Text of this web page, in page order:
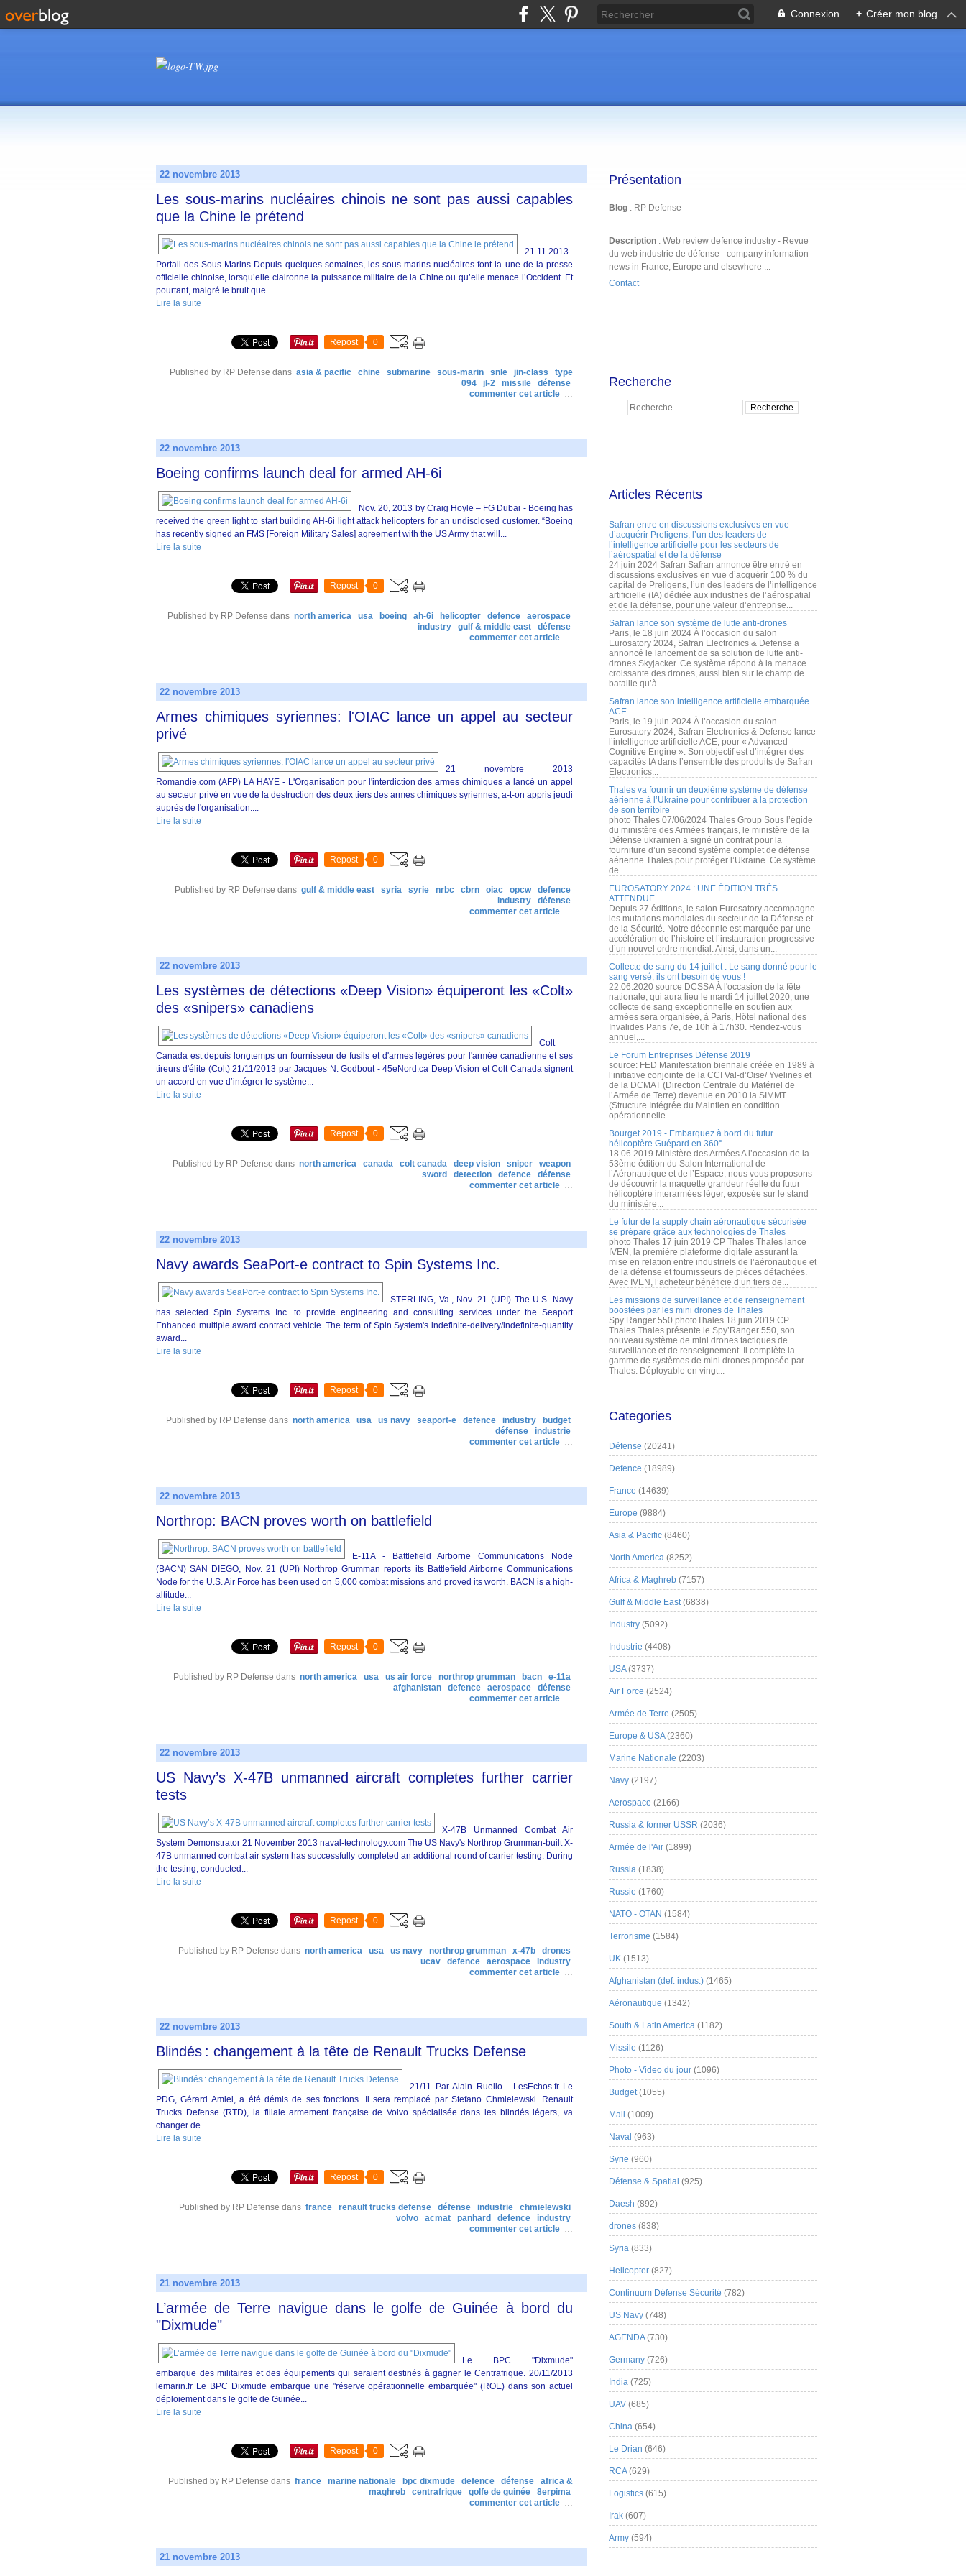
Connexion + Créer mon blog
22 novembre 2013
Les sous-marins nucléaires chinois ne sont pas aussi capables
que la Chine le prétend
21.11.2013
Portail des Sous-Marins Depuis quelques semaines, les sous-marins nucléaires font la une de la presse
officielle chinoise, lorsqu’elle claironne la puissance militaire de la Chine ou qu’elle menace l’Occident. Et
pourtant, malgré le bruit que...
Lire la suite
Repost 0
Published by RP Defense dans asia & pacific chine submarine sous-marin snle jin-class
type
094
jl-2 missile
défense
commenter cet article …
22 novembre 2013
Boeing confirms launch deal for armed AH-6i
Nov. 20, 2013 by Craig Hoyle – FG Dubai - Boeing has
received the green light to start building AH-6i light attack helicopters for an undisclosed customer. “Boeing
has recently signed an FMS [Foreign Military Sales] agreement with the US Army that will...
Lire la suite
Repost 0
Published by RP Defense dans north america usa boeing ah-6i helicopter defence
aerospace
industry
gulf & middle east
défense
commenter cet article …
22 novembre 2013
Armes chimiques syriennes: l'OIAC lance un appel au secteur
privé
21 novembre 2013
Romandie.com (AFP) LA HAYE - L'Organisation pour l'interdiction des armes chimiques a lancé un appel
au secteur privé en vue de la destruction des deux tiers des armes chimiques syriennes, a-t-on appris jeudi
auprès de l'organisation....
Lire la suite
Repost 0
Published by RP Defense dans gulf & middle east syria syrie nrbc cbrn oiac opcw
defence
industry
défense
commenter cet article …
22 novembre 2013
Les systèmes de détections «Deep Vision» équiperont les «Colt»
des «snipers» canadiens
Colt
Canada est depuis longtemps un fournisseur de fusils et d'armes légères pour l'armée canadienne et ses
tireurs d'élite (Colt) 21/11/2013 par Jacques N. Godbout - 45eNord.ca Deep Vision et Colt Canada signent
un accord en vue d’intégrer le système...
Lire la suite
Repost 0
Published by RP Defense dans north america canada colt canada deep vision sniper
weapon
sword
detection defence
défense
commenter cet article …
22 novembre 2013
Navy awards SeaPort-e contract to Spin Systems Inc.
STERLING, Va., Nov. 21 (UPI) The U.S. Navy
has selected Spin Systems Inc. to provide engineering and consulting services under the Seaport
Enhanced multiple award contract vehicle. The term of Spin System's indefinite-delivery/indefinite-quantity
award...
Lire la suite
Repost 0
Published by RP Defense dans north america usa us navy seaport-e defence industry
budget
défense
industrie
commenter cet article …
22 novembre 2013
Northrop: BACN proves worth on battlefield
E-11A - Battlefield Airborne Communications Node
(BACN) SAN DIEGO, Nov. 21 (UPI) Northrop Grumman reports its Battlefield Airborne Communications
Node for the U.S. Air Force has been used on 5,000 combat missions and proved its worth. BACN is a high-
altitude...
Lire la suite
Repost 0
Published by RP Defense dans north america usa us air force northrop grumman bacn
e-11a
afghanistan
defence aerospace
défense
commenter cet article …
22 novembre 2013
US Navy’s X-47B unmanned aircraft completes further carrier
tests
X-47B Unmanned Combat Air
System Demonstrator 21 November 2013 naval-technology.com The US Navy's Northrop Grumman-built X-
47B unmanned combat air system has successfully completed an additional round of carrier testing. During
the testing, conducted...
Lire la suite
Repost 0
Published by RP Defense dans north america usa us navy northrop grumman x-47b
drones
ucav
defence aerospace
industry
commenter cet article …
22 novembre 2013
Blindés : changement à la tête de Renault Trucks Defense
21/11 Par Alain Ruello - LesEchos.fr Le
PDG, Gérard Amiel, a été démis de ses fonctions. Il sera remplacé par Stefano Chmielewski. Renault
Trucks Defense (RTD), la filiale armement française de Volvo spécialisée dans les blindés légers, va
changer de...
Lire la suite
Repost 0
Published by RP Defense dans france renault trucks defense défense industrie
chmielewski
volvo
acmat panhard defence
industry
commenter cet article …
21 novembre 2013
L’armée de Terre navigue dans le golfe de Guinée à bord du
"Dixmude"
Le BPC "Dixmude"
embarque des militaires et des équipements qui seraient destinés à gagner le Centrafrique. 20/11/2013
lemarin.fr Le BPC Dixmude embarque une "réserve opérationnelle embarquée" (ROE) dans son actuel
déploiement dans le golfe de Guinée...
Lire la suite
Repost 0
Published by RP Defense dans france marine nationale bpc dixmude defence défense
africa &
maghreb
centrafrique golfe de guinée
8erpima
commenter cet article …
21 novembre 2013
Présentation
Blog : RP Defense
Description : Web review defence industry - Revue
du web industrie de défense - company information -
news in France, Europe and elsewhere ...
Contact
Recherche
Articles Récents
Safran entre en discussions exclusives en vue
d’acquérir Preligens, l’un des leaders de
l’intelligence artificielle pour les secteurs de
l’aérospatial et de la défense
24 juin 2024 Safran Safran annonce être entré en
discussions exclusives en vue d’acquérir 100 % du
capital de Preligens, l’un des leaders de l’intelligence
artificielle (IA) dédiée aux industries de l’aérospatial
et de la défense, pour une valeur d’entreprise...
Safran lance son système de lutte anti-drones
Paris, le 18 juin 2024 À l’occasion du salon
Eurosatory 2024, Safran Electronics & Defense a
annoncé le lancement de sa solution de lutte anti-
drones Skyjacker. Ce système répond à la menace
croissante des drones, aussi bien sur le champ de
bataille qu’à...
Safran lance son intelligence artificielle embarquée
ACE
Paris, le 19 juin 2024 À l’occasion du salon
Eurosatory 2024, Safran Electronics & Defense lance
l’intelligence artificielle ACE, pour « Advanced
Cognitive Engine ». Son objectif est d’intégrer des
capacités IA dans l’ensemble des produits de Safran
Electronics...
Thales va fournir un deuxième système de défense
aérienne à l’Ukraine pour contribuer à la protection
de son territoire
photo Thales 07/06/2024 Thales Group Sous l’égide
du ministère des Armées français, le ministère de la
Défense ukrainien a signé un contrat pour la
fourniture d’un second système complet de défense
aérienne Thales pour protéger l’Ukraine. Ce système
de...
EUROSATORY 2024 : UNE ÉDITION TRÈS
ATTENDUE
Depuis 27 éditions, le salon Eurosatory accompagne
les mutations mondiales du secteur de la Défense et
de la Sécurité. Notre décennie est marquée par une
accélération de l’histoire et l’instauration progressive
d’un nouvel ordre mondial. Ainsi, dans un...
Collecte de sang du 14 juillet : Le sang donné pour le
sang versé, ils ont besoin de vous !
22.06.2020 source DCSSA À l'occasion de la fête
nationale, qui aura lieu le mardi 14 juillet 2020, une
collecte de sang exceptionnelle en soutien aux
armées sera organisée, à Paris, Hôtel national des
Invalides Paris 7e, de 10h à 17h30. Rendez-vous
annuel,...
Le Forum Entreprises Défense 2019
source: FED Manifestation biennale créée en 1989 à
l’initiative conjointe de la CCI Val-d’Oise/ Yvelines et
de la DCMAT (Direction Centrale du Matériel de
l’Armée de Terre) devenue en 2010 la SIMMT
(Structure Intégrée du Maintien en condition
opérationnelle...
Bourget 2019 - Embarquez à bord du futur
hélicoptère Guépard en 360°
18.06.2019 Ministère des Armées A l’occasion de la
53ème édition du Salon International de
l’Aéronautique et de l’Espace, nous vous proposons
de découvrir la maquette grandeur réelle du futur
hélicoptère interarmées léger, exposée sur le stand
du ministère...
Le futur de la supply chain aéronautique sécurisée
se prépare grâce aux technologies de Thales
photo Thales 17 juin 2019 CP Thales Thales lance
IVEN, la première plateforme digitale assurant la
mise en relation entre industriels de l’aéronautique et
de la défense et fournisseurs de pièces détachées.
Avec IVEN, l’acheteur bénéficie d’un tiers de...
Les missions de surveillance et de renseignement
boostées par les mini drones de Thales
Spy’Ranger 550 photoThales 18 juin 2019 CP
Thales Thales présente le Spy’Ranger 550, son
nouveau système de mini drones tactiques de
surveillance et de renseignement. Il complète la
gamme de systèmes de mini drones proposée par
Thales. Déployable en vingt...
Categories
Défense (20241)
Defence (18989)
France (14639)
Europe (9884)
Asia & Pacific (8460)
North America (8252)
Africa & Maghreb (7157)
Gulf & Middle East(6838)
Industry (5092)
Industrie (4408)
USA(3737)
Air Force (2524)
Armée de Terre (2505)
Europe & USA(2360)
Marine Nationale (2203)
Navy (2197)
Aerospace (2166)
Russia & former USSR (2036)
Armée de l'Air (1899)
Russia (1838)
Russie (1760)
NATO - OTAN (1584)
Terrorisme (1584)
UK (1513)
Afghanistan (def. indus.) (1465)
Aéronautique (1342)
South & Latin America (1182)
Missile (1126)
Photo - Video du jour (1096)
Budget(1055)
Mali (1009)
Naval (963)
Syrie (960)
Défense & Spatial (925)
Daesh (892)
drones (838)
Syria (833)
Helicopter (827)
Continuum Défense Sécurité (782)
US Navy (748)
AGENDA(730)
Germany (726)
India (725)
UAV (685)
China (654)
Le Drian (646)
RCA(629)
Logistics (615)
Irak (607)
Army (594)